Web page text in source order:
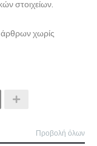
στοιχείων.
άρθρων χωρίς
Προβολή όλων